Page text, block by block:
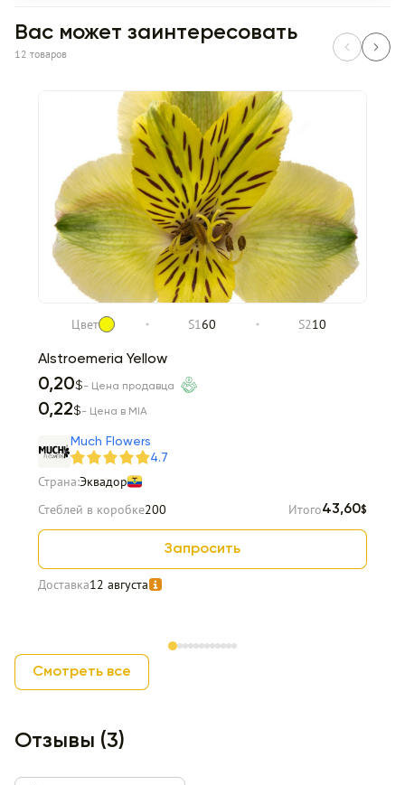
Вас может заинтересовать
12 товаров
Цвет S160 S210
Alstroemeria Yellow
0,20$- Цена продавца
0,22$- Цена в MIA
Much Flowers
4.7
Страна:Эквадор
Стеблей в коробке200 Итого43,60$
Запросить
Доставка12 августа
Item 1 of 12
Смотреть все
Отзывы (3)